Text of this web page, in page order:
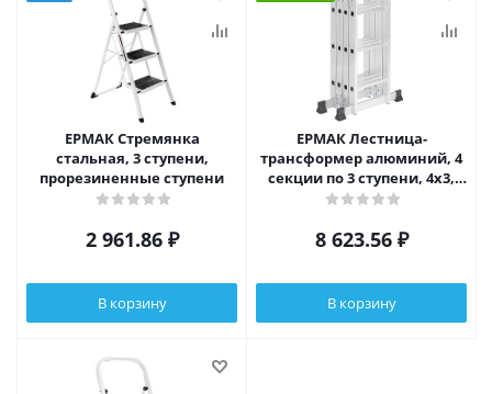
ЕРМАК Стремянка
стальная, 3 ступени,
прорезиненные ступени
2 961.86₽
В корзину
ЕРМАК Лестница-
трансформер алюминий, 4
секции по 3 ступени, 4х3,
профиль 1,2мм
8 623.56₽
В корзину